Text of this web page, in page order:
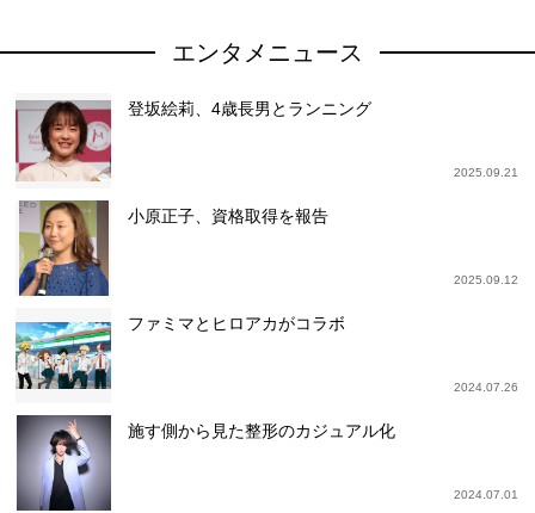
エンタメニュース
登坂絵莉、4歳長男とランニング
2025.09.21
小原正子、資格取得を報告
2025.09.12
ファミマとヒロアカがコラボ
2024.07.26
施す側から見た整形のカジュアル化
2024.07.01